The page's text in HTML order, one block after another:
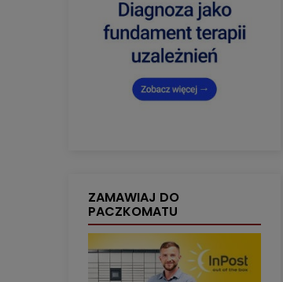
ZAMAWIAJ DO
PACZKOMATU